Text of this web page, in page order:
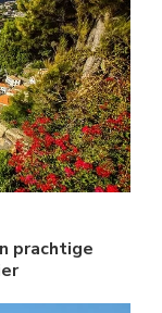
prachtige